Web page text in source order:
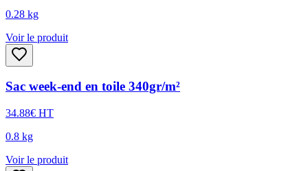
0.28 kg
Voir le produit
Sac week-end en toile 340gr/m²
34.88€ HT
0.8 kg
Voir le produit